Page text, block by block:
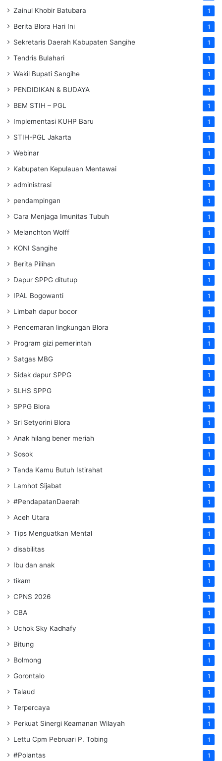
Zainul Khobir Batubara 1
Berita Blora Hari Ini 1
Sekretaris Daerah Kabupaten Sangihe 1
Tendris Bulahari 1
Wakil Bupati Sangihe 1
PENDIDIKAN & BUDAYA 1
BEM STIH – PGL 1
Implementasi KUHP Baru 1
STIH-PGL Jakarta 1
Webinar 1
Kabupaten Kepulauan Mentawai 1
administrasi 1
pendampingan 1
Cara Menjaga Imunitas Tubuh 1
Melanchton Wolff 1
KONI Sangihe 1
Berita Pilihan 1
Dapur SPPG ditutup 1
IPAL Bogowanti 1
Limbah dapur bocor 1
Pencemaran lingkungan Blora 1
Program gizi pemerintah 1
Satgas MBG 1
Sidak dapur SPPG 1
SLHS SPPG 1
SPPG Blora 1
Sri Setyorini Blora 1
Anak hilang bener meriah 1
Sosok 1
Tanda Kamu Butuh Istirahat 1
Lamhot Sijabat 1
#PendapatanDaerah 1
Aceh Utara 1
Tips Menguatkan Mental 1
disabilitas 1
Ibu dan anak 1
tikam 1
CPNS 2026 1
CBA 1
Uchok Sky Kadhafy 1
Bitung 1
Bolmong 1
Gorontalo 1
Talaud 1
Terpercaya 1
Perkuat Sinergi Keamanan Wilayah 1
Lettu Cpm Pebruari P. Tobing 1
#Polantas 1